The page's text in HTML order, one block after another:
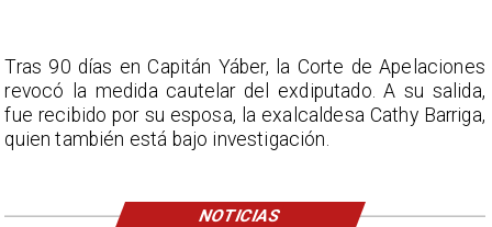
Tras 90 días en Capitán Yáber, la Corte de Apelaciones
revocó la medida cautelar del exdiputado. A su salida,
fue recibido por su esposa, la exalcaldesa Cathy Barriga,
quien también está bajo investigación.
NOTICIAS